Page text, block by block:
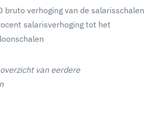
verhoging van de salarisschalen
salarisverhoging tot het
van eerdere